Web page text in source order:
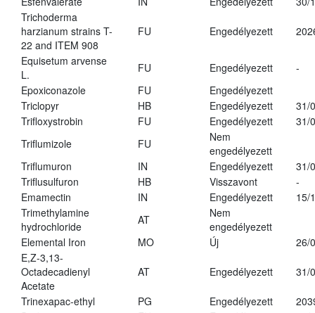
Trichoderma
harzianum strains T-
22 and ITEM 908
FU Engedélyezett
Equisetum arvense
L.
FU Engedélyezett
-
Epoxiconazole
FU
Engedélyezett
Triclopyr
HB Engedélyezett
31/
Trifloxystrobin
FU Engedélyezett
31/
Triflumizole
FU
Nem
engedélyezett
Triflumuron
IN Engedélyezett
31/
Triflusulfuron
HB Visszavont
-
Emamectin
IN Engedélyezett
15/
Trimethylamine
hydrochloride
AT
Nem
engedélyezett
Elemental Iron
MO Új
26/
E,Z-3,13-
Octadecadienyl
Acetate
AT Engedélyezett 31/
Trinexapac-ethyl PG Engedélyezett